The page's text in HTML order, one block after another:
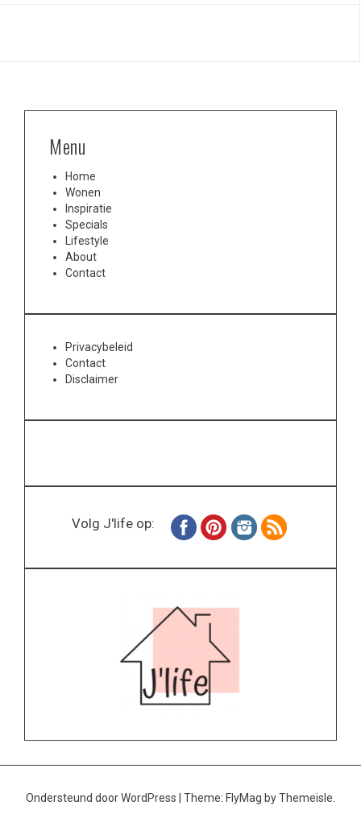
Menu
Home
Wonen
Inspiratie
Specials
Lifestyle
About
Contact
Privacybeleid
Contact
Disclaimer
Volg J'life op:
Ondersteund door WordPress Theme: FlyMag by Themeisle.